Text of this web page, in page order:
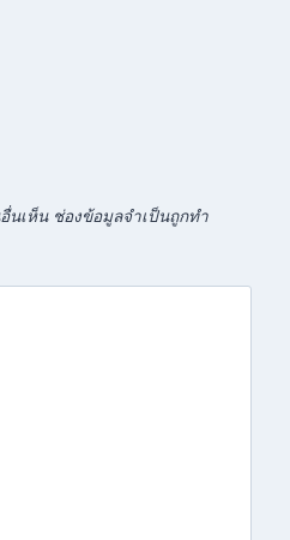
นเห็น ช่องข้อมูลจำเป็นถูกทำ